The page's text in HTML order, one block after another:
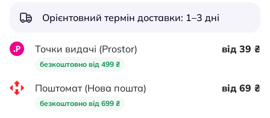
Орієнтовний термін доставки: 1–3 дні
Точки видачі (Prostor)
безкоштовно від 499 ₴
від 39 ₴
Поштомат (Нова пошта)
безкоштовно від 699 ₴
від 69 ₴